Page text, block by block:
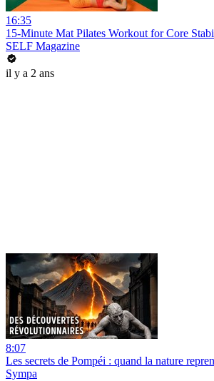
16:35
15-Minute Mat Pilates Workout for Core
SELF Magazine
il y a 2 ans
8:07
Les secrets de Pompéi : quand la nature
Sympa